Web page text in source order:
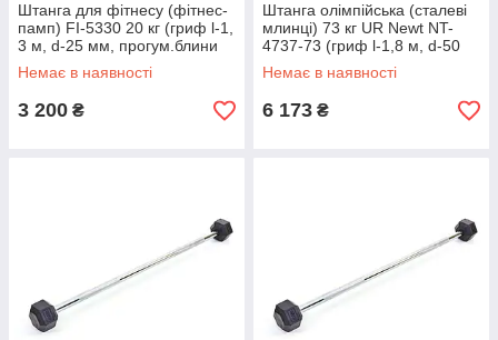
Штанга для фітнесу (фітнес-
памп) FI-5330 20 кг (гриф l-1,
3 м, d-25 мм, прогум.блини
2x(1,25+2,5+5 кг))
Немає в наявності
3 200 ₴
Штанга олімпійська (сталеві
млинці) 73 кг UR Newt NT-
4737-73 (гриф l-1,8 м, d-50
мм, бл. 2х(15+10+5кг))
Немає в наявності
6 173 ₴